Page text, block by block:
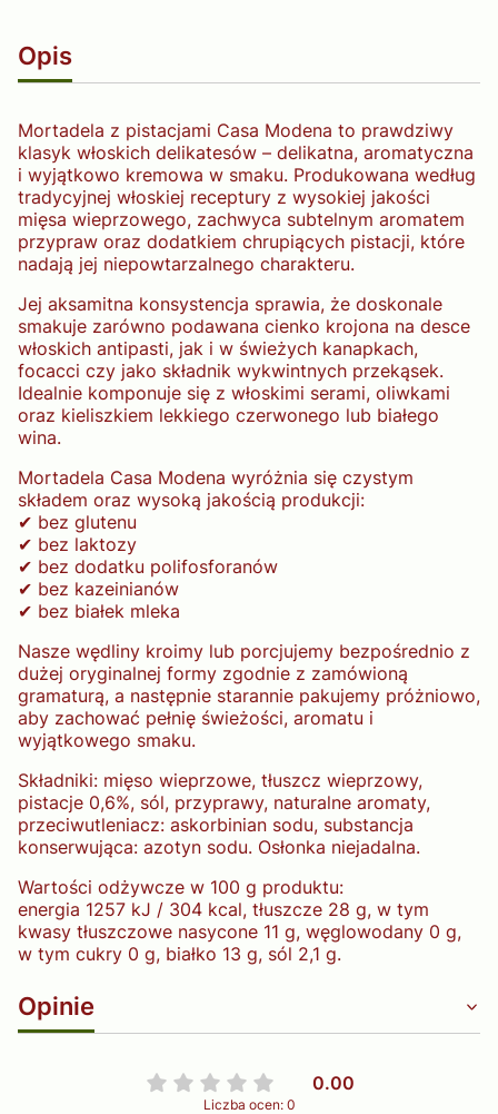
Opis
Mortadela z pistacjami Casa Modena to prawdziwy
klasyk włoskich delikatesów – delikatna, aromatyczna
i wyjątkowo kremowa w smaku. Produkowana według
tradycyjnej włoskiej receptury z wysokiej jakości
mięsa wieprzowego, zachwyca subtelnym aromatem
przypraw oraz dodatkiem chrupiących pistacji, które
nadają jej niepowtarzalnego charakteru.
Jej aksamitna konsystencja sprawia, że doskonale
smakuje zarówno podawana cienko krojona na desce
włoskich antipasti, jak i w świeżych kanapkach,
focacci czy jako składnik wykwintnych przekąsek.
Idealnie komponuje się z włoskimi serami, oliwkami
oraz kieliszkiem lekkiego czerwonego lub białego
wina.
Mortadela Casa Modena wyróżnia się czystym
składem oraz wysoką jakością produkcji:
✔ bez glutenu
✔ bez laktozy
✔ bez dodatku polifosforanów
✔ bez kazeinianów
✔ bez białek mleka
Nasze wędliny kroimy lub porcjujemy bezpośrednio z
dużej oryginalnej formy zgodnie z zamówioną
gramaturą, a następnie starannie pakujemy próżniowo,
aby zachować pełnię świeżości, aromatu i
wyjątkowego smaku.
Składniki: mięso wieprzowe, tłuszcz wieprzowy,
pistacje 0,6%, sól, przyprawy, naturalne aromaty,
przeciwutleniacz: askorbinian sodu, substancja
konserwująca: azotyn sodu. Osłonka niejadalna.
Wartości odżywcze w 100 g produktu:
energia 1257 kJ / 304 kcal, tłuszcze 28 g, w tym
kwasy tłuszczowe nasycone 11 g, węglowodany 0 g,
w tym cukry 0 g, białko 13 g, sól 2,1 g.
Opinie
0.00
Liczba ocen: 0